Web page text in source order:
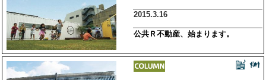
2015.3.16
公共Ｒ不動産、始まります。